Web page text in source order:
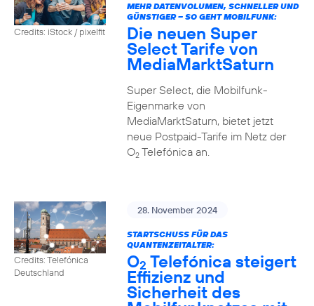
Credits: iStock / pixelfit
MEHR DATENVOLUMEN, SCHNELLER UND
GÜNSTIGER – SO GEHT MOBILFUNK:
Die neuen Super
Select Tarife von
MediaMarktSaturn
Super Select, die Mobilfunk-
Eigenmarke von
MediaMarktSaturn, bietet jetzt
neue Postpaid-Tarife im Netz der
O2Telefónica an.
Credits: Telefónica
Deutschland
28. November 2024
STARTSCHUSS FÜR DAS
QUANTENZEITALTER:
O2 Telefónica steigert
Effizienz und
Sicherheit des